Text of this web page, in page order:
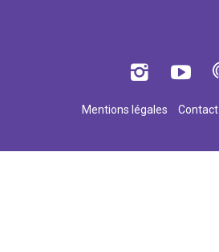
Mentions légales Contact